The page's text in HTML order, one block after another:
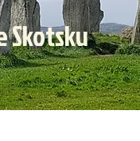
Skotsku